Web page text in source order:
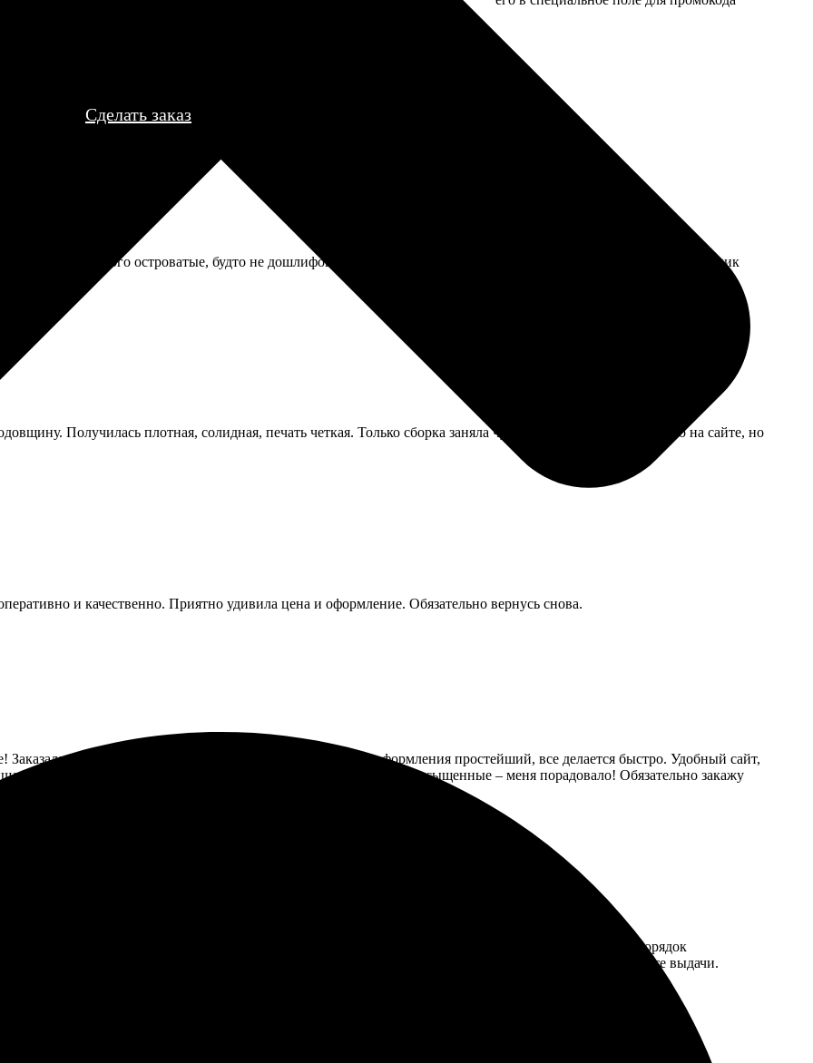
деталей.
Сделать заказ
штук немного островатые, будто не дошлифовали. Детям в руки давать страшновато, буду сама на холодильник
Получилась плотная, солидная, печать четкая. Только сборка заняла чуть дольше, чем было указано на сайте, но
и качественно. Приятно удивила цена и оформление. Обязательно вернусь снова.
печать фото 10х15 и осталась довольна. Процесс оформления простейший, все делается быстро. Удобный сайт,
в срок, фото вышли отличного качества. Печать яркая, цвета насыщенные – меня порадовало! Обязательно закажу
Фото распечатали всего за несколько часов. Качество на высшем уровне, все детали четко видны. Порядок
Теперь все друзья восхищаются результатом! Удобно, что есть возможность забрать заказ в пункте выдачи.
большого объема. В целом, отличный сервис!